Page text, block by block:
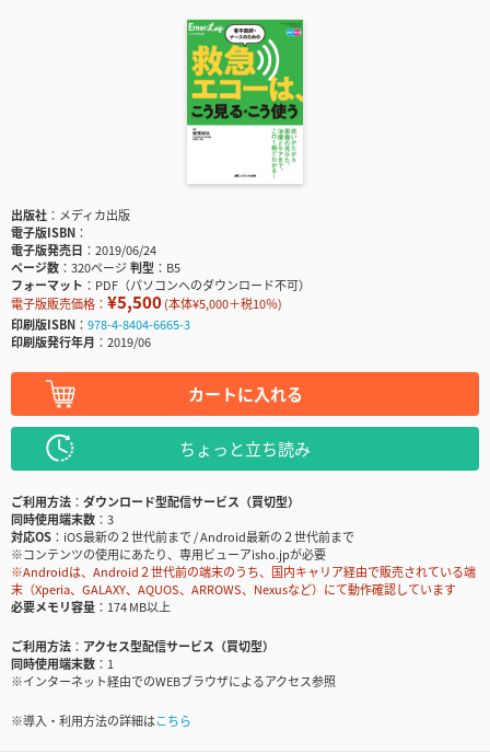
出版社
メディカ出版
電子版ISBN
電子版発売日
2019/06/24
ページ数
320ページ判型
B5
フォーマット
PDF（パソコンへのダウンロード不可）
電子版販売価格： ¥5,500(本体¥5,000＋税10％)
印刷版ISBN
978-4-8404-6665-3
印刷版発行年月
2019/06
カートに入れる
ちょっと立ち読み
ご利用方法
ダウンロード型配信サービス（買切型）
同時使用端末数
3
対応OS
iOS最新の２世代前まで / Android最新の２世代前まで
※コンテンツの使用にあたり、専用ビューアisho.jpが必要
※Androidは、Android２世代前の端末のうち、国内キャリア経由で販売されている端
末（Xperia、GALAXY、AQUOS、ARROWS、Nexusなど）にて動作確認しています
必要メモリ容量
174 MB以上
ご利用方法
アクセス型配信サービス（買切型）
同時使用端末数
1
※インターネット経由でのWEBブラウザによるアクセス参照
※導入・利用方法の詳細はこちら